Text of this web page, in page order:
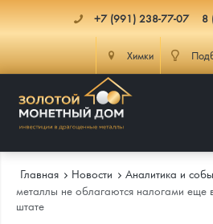
+7 (991) 238-77-07 8
Химки
Главная Новости Аналитика и
металлы не облагаются налогами еще
штате